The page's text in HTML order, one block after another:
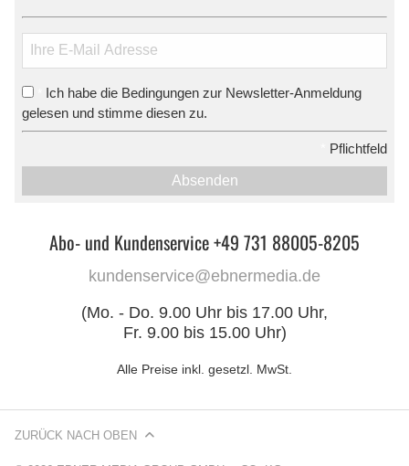
Ich habe die Bedingungen zur Newsletter-Anmeldung
gelesen und stimme diesen zu.
Pflichtfeld
Absenden
Abo- und Kundenservice +49 731 88005-8205
kundenservice@ebnermedia.de
(Mo. - Do. 9.00 Uhr bis 17.00 Uhr,
Fr. 9.00 bis 15.00 Uhr)
Alle Preise inkl. gesetzl. MwSt.
ZURÜCK NACH OBEN